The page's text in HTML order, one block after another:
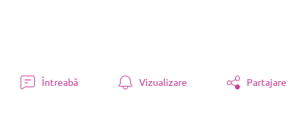
Întreabă Vizualizare Partajare